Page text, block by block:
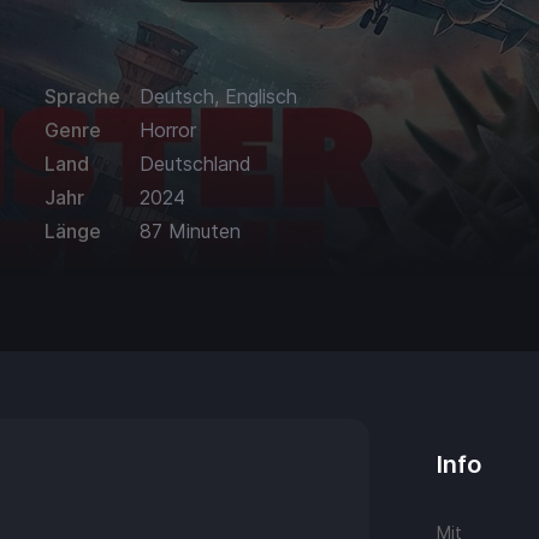
Sprache
Deutsch, Englisch
Genre
Horror
Land
Deutschland
Jahr
2024
Länge
87 Minuten
Info
Mit